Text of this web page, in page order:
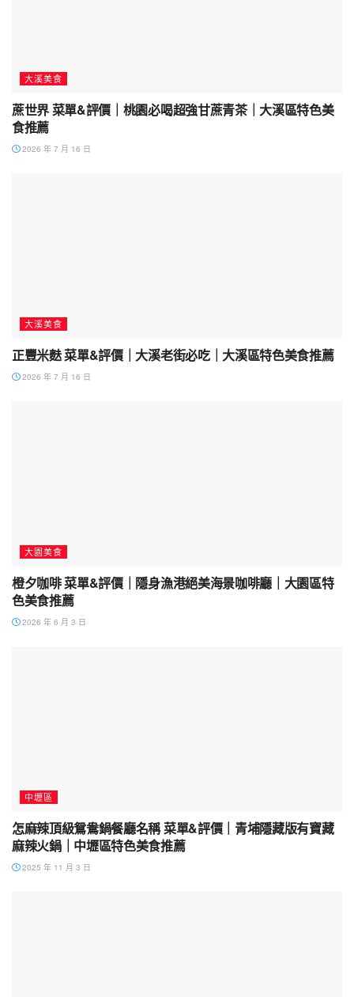
大溪美食
蔗世界 菜單&評價｜桃園必喝超強甘蔗青茶｜大溪區特色美
食推薦
2026 年 7 月 16 日
大溪美食
正豐米麩 菜單&評價｜大溪老街必吃｜大溪區特色美食推薦
2026 年 7 月 16 日
大園美食
橙夕咖啡 菜單&評價｜隱身漁港絕美海景咖啡廳｜大園區特
色美食推薦
2026 年 6 月 3 日
中壢區
怎麻辣頂級鴛鴦鍋餐廳名稱 菜單&評價｜青埔隱藏版有寶藏
麻辣火鍋｜中壢區特色美食推薦
2025 年 11 月 3 日